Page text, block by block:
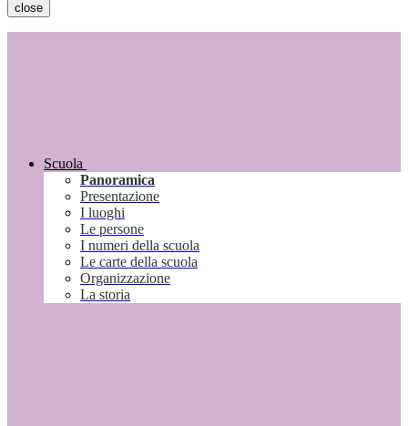
close
Scuola
Panoramica
Presentazione
I luoghi
Le persone
I numeri della scuola
Le carte della scuola
Organizzazione
La storia